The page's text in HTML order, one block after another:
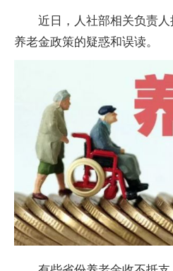
近日，人社部相关负责
养老金政策的疑惑和误读。